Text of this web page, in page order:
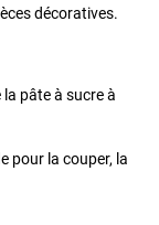
décoratives.
pâte à sucre à
pour la couper, la